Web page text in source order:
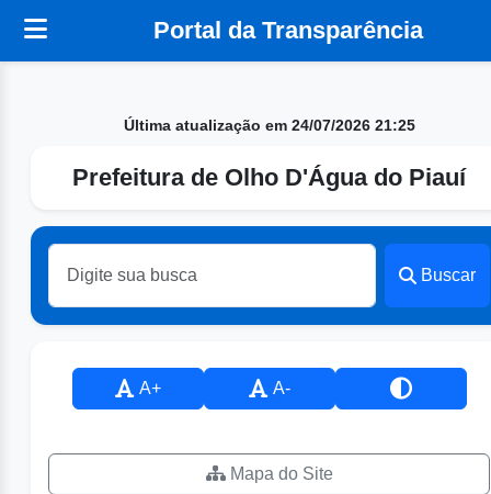
Portal da Transparência
Última atualização em 24/07/2026 21:25
Prefeitura de Olho D'Água do Piauí
Buscar
A+ A-
Mapa do Site